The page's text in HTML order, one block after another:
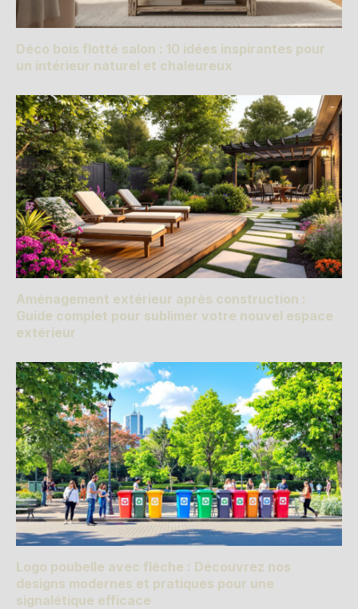
Déco bois flotté salon : 10 idées inspirantes pour
un intérieur naturel et chaleureux
Aménagement extérieur après construction :
Guide complet pour sublimer votre nouvel espace
extérieur
Logo poubelle avec flèche : Découvrez nos
designs modernes et pratiques pour une
signalétique efficace